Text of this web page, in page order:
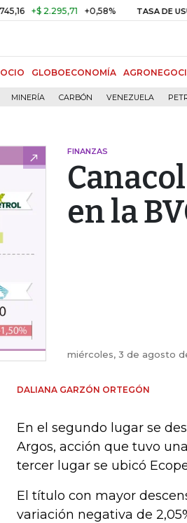
+$ 2.295,71 +0,58% TASA DE USURA
OCIO GLOBOECONOMÍA
MINERÍA CARBÓN VENEZUELA
FINANZAS
en la
miércoles, 3 de agosto
DALIANA GARZÓN ORTEGÓN
En el segundo lugar se
Argos, acción que tuvo
tercer lugar se ubicó
El título con mayor
variación negativa de